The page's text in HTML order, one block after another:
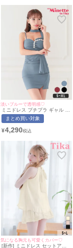
淡いブルーで透明感♡
ミニドレス プチプラ ギャル セ
クシー ワンショル 谷間 背中魅
せ ウエストリボン リボン ダス
ートカット キャバドレス (あい
myMinette/マイミネット
まとめ買い対象
¥4,290
気になる胸元も可愛くカバー♡
[新作] ミニドレス セットアッ